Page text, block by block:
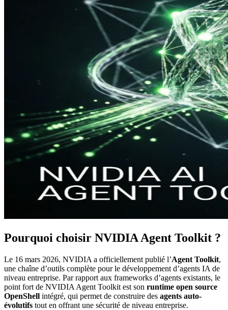
Pourquoi choisir NVIDIA Agent Toolkit ?
Le 16 mars 2026, NVIDIA a officiellement publié l’Agent Toolkit,
une chaîne d’outils complète pour le développement d’agents IA de
niveau entreprise. Par rapport aux frameworks d’agents existants, le
point fort de NVIDIA Agent Toolkit est son runtime open source
OpenShell intégré, qui permet de construire des agents auto-
évolutifs tout en offrant une sécurité de niveau entreprise.